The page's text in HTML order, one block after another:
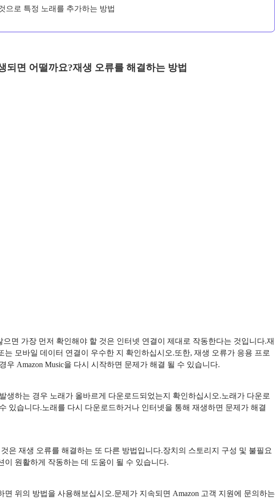
으로 특정 노래를 추가하는 방법
되면 어떨까요?재생 오류를 해결하는 방법
으면 가장 먼저 확인해야 할 것은 인터넷 연결이 제대로 작동한다는 것입니다.재
는 모바일 데이터 연결이 우수한 지 확인하십시오.또한, 재생 오류가 응용 프로
우 Amazon Music을 다시 시작하면 문제가 해결 될 수 있습니다.
생하는 경우 노래가 올바르게 다운로드되었는지 확인하십시오.노래가 다운로
있습니다.노래를 다시 다운로드하거나 인터넷을 통해 재생하면 문제가 해결
은 재생 오류를 해결하는 또 다른 방법입니다.장치의 스토리지 구성 및 불필요
이 원활하게 작동하는 데 도움이 될 수 있습니다.
면 위의 방법을 사용해보십시오.문제가 지속되면 Amazon 고객 지원에 문의하는